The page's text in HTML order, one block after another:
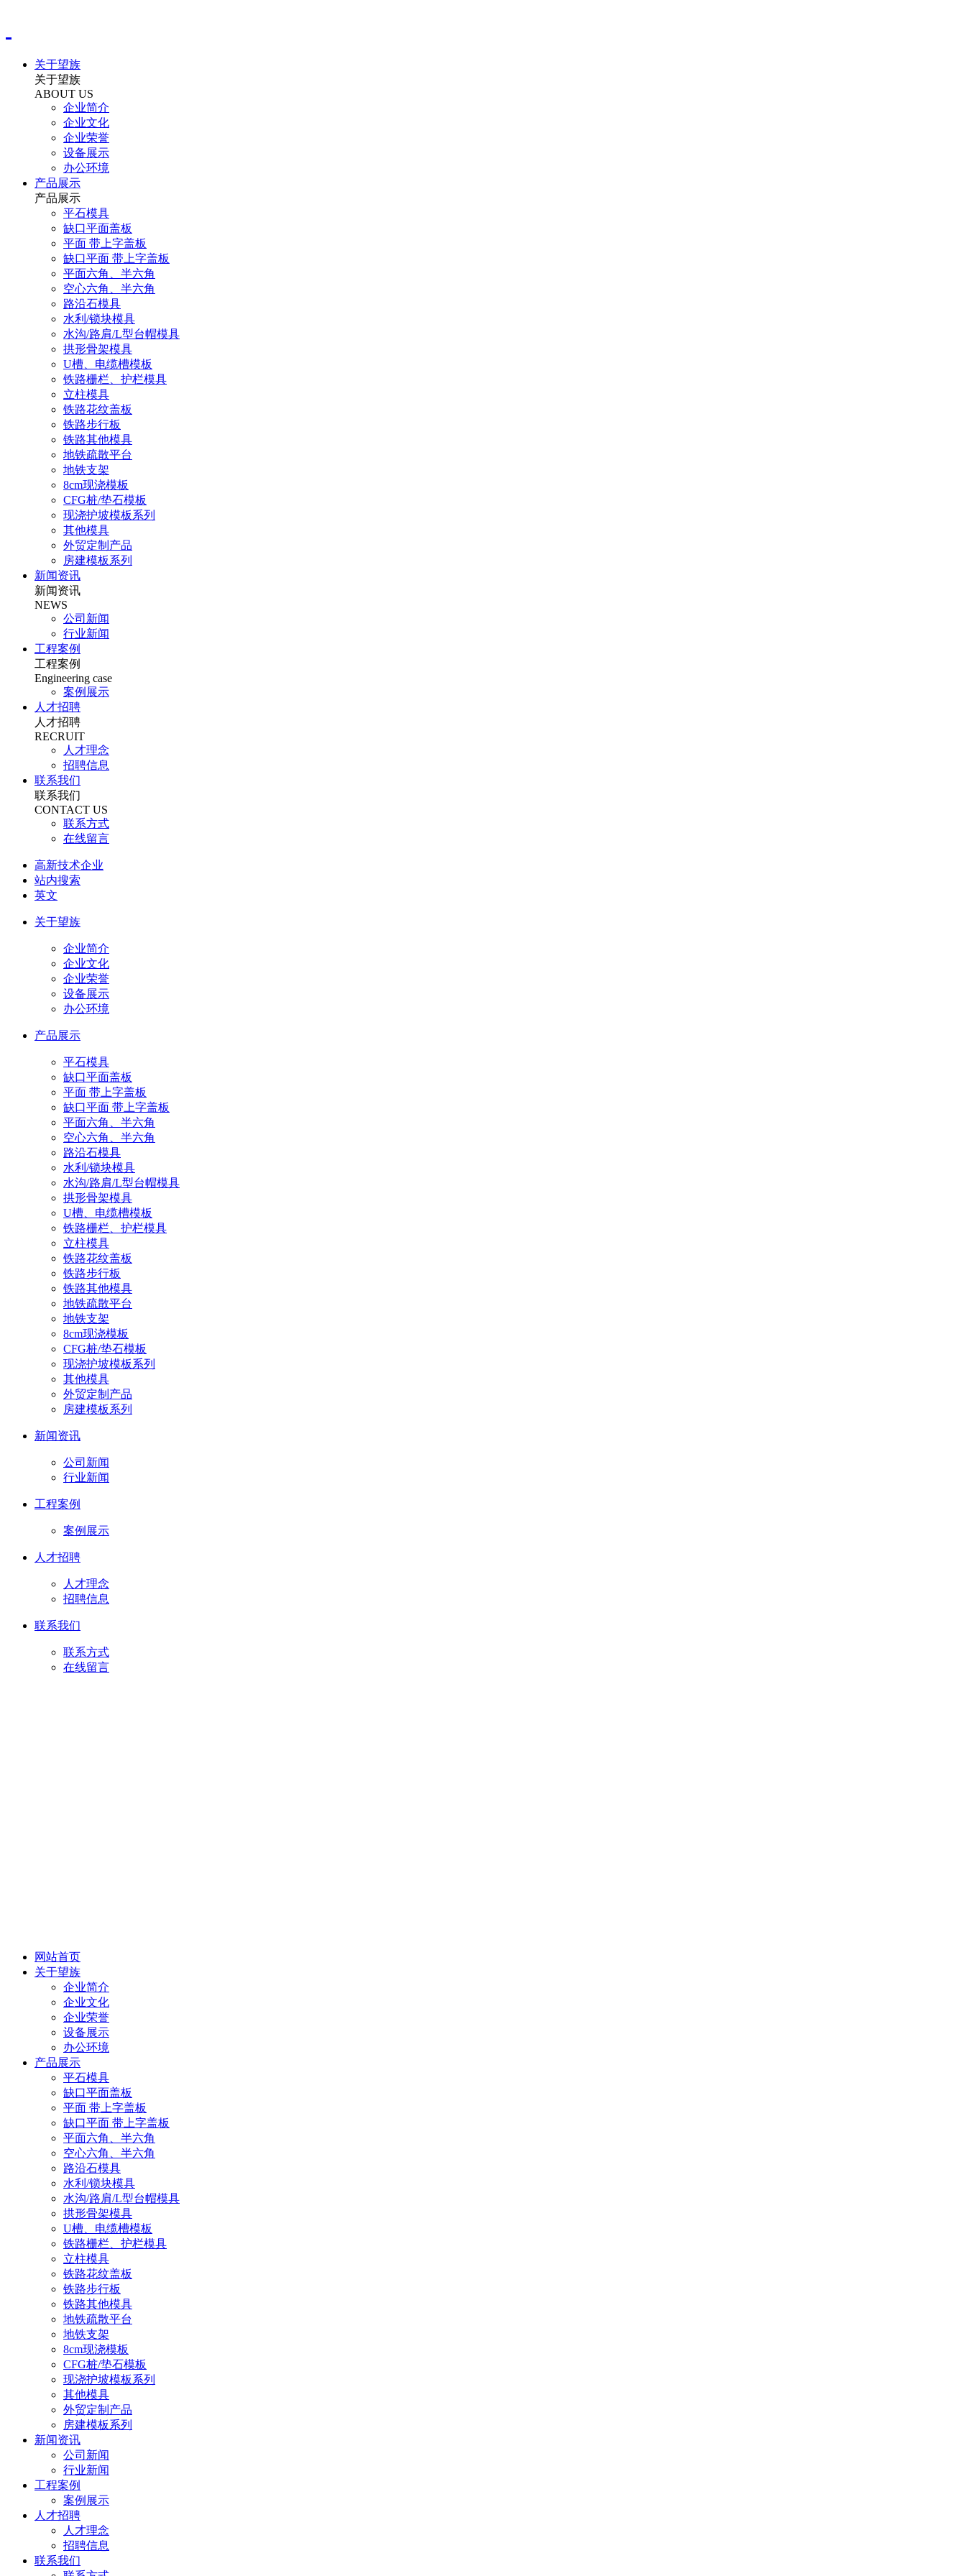
关于望族
关于望族
ABOUT US
企业简介
企业文化
企业荣誉
设备展示
办公环境
产品展示
产品展示
平石模具
缺口平面盖板
平面 带上字盖板
缺口平面 带上字盖板
平面六角、半六角
空心六角、半六角
路沿石模具
水利/锁块模具
水沟/路肩/L型台帽模具
拱形骨架模具
U槽、电缆槽模板
铁路栅栏、护栏模具
立柱模具
铁路花纹盖板
铁路步行板
铁路其他模具
地铁疏散平台
地铁支架
8cm现浇模板
CFG桩/垫石模板
现浇护坡模板系列
其他模具
外贸定制产品
房建模板系列
新闻资讯
新闻资讯
NEWS
公司新闻
行业新闻
工程案例
工程案例
Engineering case
案例展示
人才招聘
人才招聘
RECRUIT
人才理念
招聘信息
联系我们
联系我们
CONTACT US
联系方式
在线留言
高新技术企业
站内搜索
英文
关于望族
企业简介
企业文化
企业荣誉
设备展示
办公环境
产品展示
平石模具
缺口平面盖板
平面 带上字盖板
缺口平面 带上字盖板
平面六角、半六角
空心六角、半六角
路沿石模具
水利/锁块模具
水沟/路肩/L型台帽模具
拱形骨架模具
U槽、电缆槽模板
铁路栅栏、护栏模具
立柱模具
铁路花纹盖板
铁路步行板
铁路其他模具
地铁疏散平台
地铁支架
8cm现浇模板
CFG桩/垫石模板
现浇护坡模板系列
其他模具
外贸定制产品
房建模板系列
新闻资讯
公司新闻
行业新闻
工程案例
案例展示
人才招聘
人才理念
招聘信息
联系我们
联系方式
在线留言
网站首页
关于望族
企业简介
企业文化
企业荣誉
设备展示
办公环境
产品展示
平石模具
缺口平面盖板
平面 带上字盖板
缺口平面 带上字盖板
平面六角、半六角
空心六角、半六角
路沿石模具
水利/锁块模具
水沟/路肩/L型台帽模具
拱形骨架模具
U槽、电缆槽模板
铁路栅栏、护栏模具
立柱模具
铁路花纹盖板
铁路步行板
铁路其他模具
地铁疏散平台
地铁支架
8cm现浇模板
CFG桩/垫石模板
现浇护坡模板系列
其他模具
外贸定制产品
房建模板系列
新闻资讯
公司新闻
行业新闻
工程案例
案例展示
人才招聘
人才理念
招聘信息
联系我们